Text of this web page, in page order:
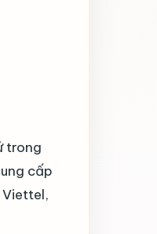
trong
cấp
Viettel,